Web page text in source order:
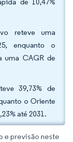
reteve uma
enquanto o
uma CAGR de
39,73% de
o Oriente
até 2031.
e previsão neste